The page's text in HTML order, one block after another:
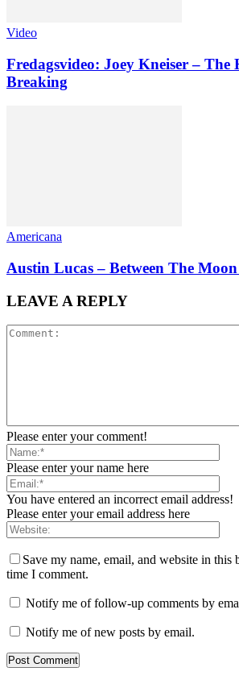
Video
Fredagsvideo: Joey Kneiser – The
Breaking
Americana
Austin Lucas – Between The
LEAVE A REPLY
Please enter your comment!
Please enter your name here
You have entered an incorrect email address!
Please enter your email address here
Save my name, email, and website in this
time I comment.
Notify me of follow-up comments by
Notify me of new posts by email.